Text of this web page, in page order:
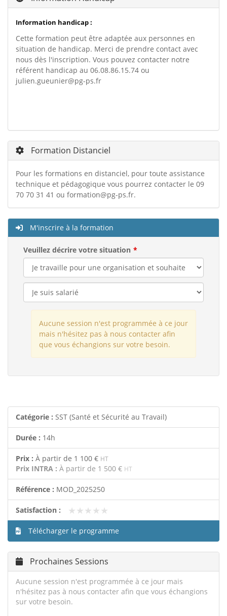
Information handicap :
Cette formation peut être adaptée aux personnes en
situation de handicap. Merci de prendre contact avec
nous dès l'inscription. Vous pouvez contacter notre
référent handicap au 06.08.86.15.74 ou
julien.gueunier@pg-ps.fr
Formation Distanciel
Pour les formations en distanciel, pour toute assistance
technique et pédagogique vous pourrez contacter le 09
70 70 31 41 ou formation@pg-ps.fr.
M'inscrire à la formation
Veuillez décrire votre situation
Aucune session n'est programmée à ce jour
mais n'hésitez pas à nous contacter afin
que vous échangions sur votre besoin.
Catégorie : SST (Santé et Sécurité au Travail)
Durée : 14h
Prix : À partir de 1 100 € HT
Prix INTRA : À partir de 1 500 € HT
Référence : MOD_2025250
Satisfaction : ★★★★★
★★★★★
Télécharger le programme
Prochaines Sessions
Aucune session n'est programmée à ce jour mais
n'hésitez pas à nous contacter afin que vous échangions
sur votre besoin.